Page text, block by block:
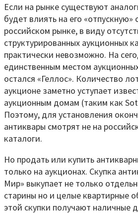
Если на рынке существуют
будет влиять на его «отпускную»
российском рынке, в виду
структурированных аукционных
практически невозможно. На
единственным местом
остался «Геллос». Количество
аукционе заметно уступает
аукционным домам (таким как
Поэтому, для установления
антиквары смотрят не на
каталоги.
Но продать или купить
только на аукционах. Скупка
Мир» выкупает не только
старины но и целые квартирные
этой скупки получают наличные